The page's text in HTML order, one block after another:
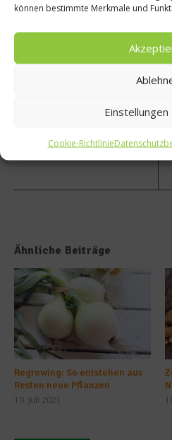
können bestimmte Merkmale und
Einstellungen
Cookie-Richtlinie
scher
Waffel
teig
Ähnliche Beiträge
Regrowing: So entstehen aus
Resten neue Pflanzen
19. Juli 2021